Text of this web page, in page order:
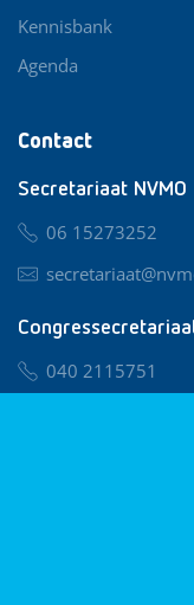
Contact
Secretariaat NVMO
06 15273252
040 2115751
Kennisbank
Agenda